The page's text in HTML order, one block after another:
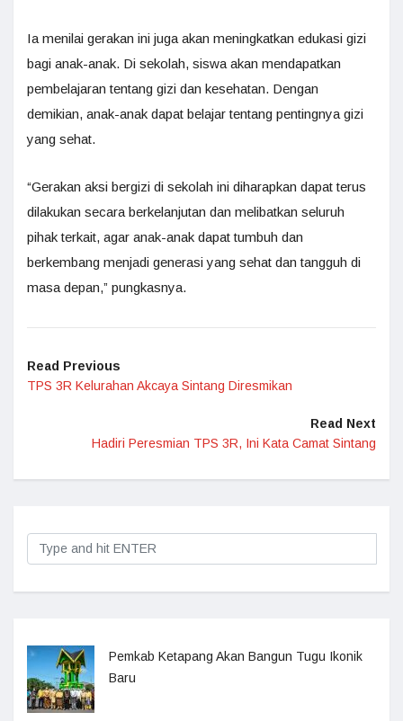
Ia menilai gerakan ini juga akan meningkatkan edukasi gizi
bagi anak-anak. Di sekolah, siswa akan mendapatkan
pembelajaran tentang gizi dan kesehatan. Dengan
demikian, anak-anak dapat belajar tentang pentingnya gizi
yang sehat.
“Gerakan aksi bergizi di sekolah ini diharapkan dapat terus
dilakukan secara berkelanjutan dan melibatkan seluruh
pihak terkait, agar anak-anak dapat tumbuh dan
berkembang menjadi generasi yang sehat dan tangguh di
masa depan,” pungkasnya.
Read Previous
TPS 3R Kelurahan Akcaya Sintang Diresmikan
Read Next
Hadiri Peresmian TPS 3R, Ini Kata Camat Sintang
Pemkab Ketapang Akan Bangun Tugu Ikonik
Baru